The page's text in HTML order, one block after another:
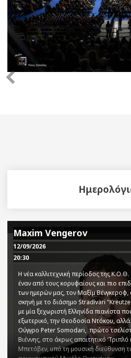
Maxim Vengerov
12/09/2026
20:30
Η νέα καλλιτεχνική περίοδος της
έναν από τους κορυφαίους και πιο
των ημερών μας, τον Μαξίμ Βένγκεροφ,
σκηνή με το διάσημο Stradivari
με μία ξεχωριστή Ελληνίδα πιανίστα
εξωτερικό, την Θεοδοσία Ντόκου,
Ούγγρο Peter Somodari, πρώτο
Βιέννης, στο άκρως απαιτητικό ‘Τριπλό
Μπετόβεν, υπό τη μουσική διεύθυνση